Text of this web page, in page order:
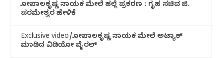
ಗೋಪಾಲಕೃಷ್ಣ ನಾಯಕ ಮೇಲೆ ಹಲ್ಲೆ ಪ್ರಕರಣ : ಗೃಹ ಸಚಿವ ಜಿ.
ಪರಮೇಶ್ವರ ಹೇಳಿಕೆ
Exclusive video/ಗೋಪಾಲಕೃಷ್ಣ ನಾಯಕ ಮೇಲೆ ಅಟ್ಯಾಕ್
ಮಾಡಿದ ವಿಡಿಯೋ ವೈರಲ್